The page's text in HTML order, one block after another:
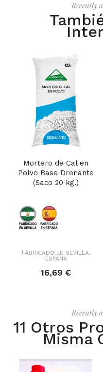
Recently
Mortero de Cal en
Polvo Base Drenante
(Saco 20 kg.)
FABRICADO EN SEVILLA,
ESPAÑA
16,69 €
Recently
11 Otros
Misma